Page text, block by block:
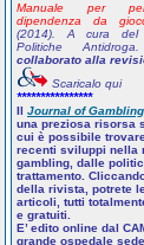
Manuale per
dipendenza da
(2014). A cura del
Politiche
collaborato alla
Scaricalo qui
****************
Il Journal of
una preziosa risorsa
cui è possibile
recenti sviluppi nella
gambling, dalle
trattamento.
della rivista, potrete
articoli, tutti
e gratuiti.
E’ edito online dal
grande ospedale